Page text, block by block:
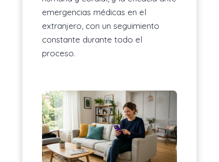
emergencias médicas en el
extranjero, con un seguimiento
constante durante todo el
proceso.